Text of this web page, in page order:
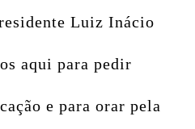
Luiz Inácio
aqui para pedir
e para orar pela